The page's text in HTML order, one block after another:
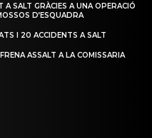
SALT GRÀCIES A UNA OPERACIÓ
D’ESQUADRA
I 20 ACCIDENTS A SALT
ASSALT A LA COMISSARIA